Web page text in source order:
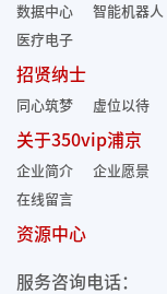
数据中心 智能机器人
医疗电子
招贤纳士
同心筑梦 虚位以待
关于350vip浦京
企业简介 企业愿景
在线留言
资源中心
服务咨询电话：